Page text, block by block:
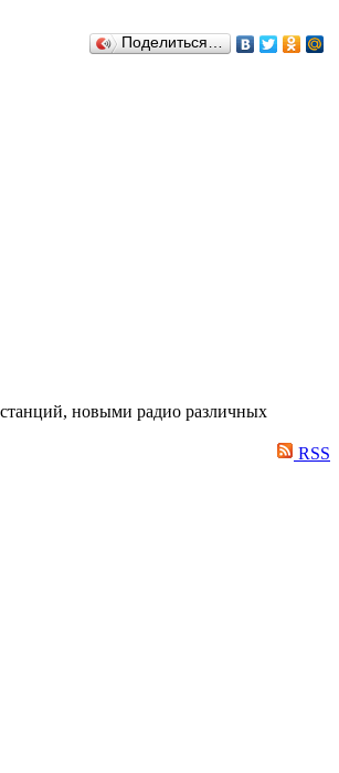
Поделиться…
новыми радио различных
RSS